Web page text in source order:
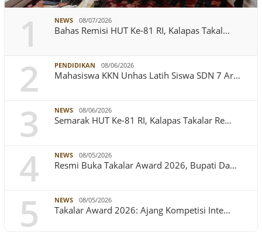
1 NEWS 08/07/2026
Bahas Remisi HUT Ke-81 RI, Kalapas Takal…
2 PENDIDIKAN 08/06/2026
Mahasiswa KKN Unhas Latih Siswa SDN 7 Ar…
3 NEWS 08/06/2026
Semarak HUT Ke-81 RI, Kalapas Takalar Re…
4 NEWS 08/05/2026
Resmi Buka Takalar Award 2026, Bupati Da…
5 NEWS 08/05/2026
Takalar Award 2026: Ajang Kompetisi Inte…